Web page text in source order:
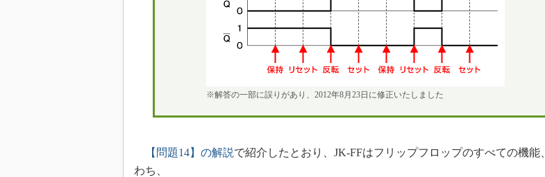
※解答の一部に誤りがあり、2012年8月23日に修正いたしました
【問題14】の解説で紹介したとおり、JK-FFはフリップフロップのすべての機能
わち、